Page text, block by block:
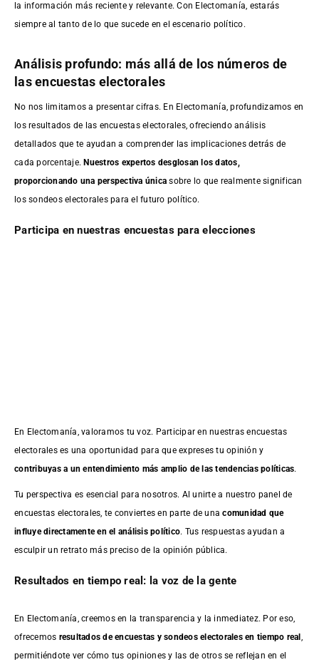
la información más reciente y relevante. Con Electomanía, estarás
siempre al tanto de lo que sucede en el escenario político.
Análisis profundo: más allá de los números de
las encuestas electorales
No nos limitamos a presentar cifras. En Electomanía, profundizamos en
los resultados de las encuestas electorales, ofreciendo análisis
detallados que te ayudan a comprender las implicaciones detrás de
cada porcentaje. Nuestros expertos desglosan los datos,
proporcionando una perspectiva única sobre lo que realmente significan
los sondeos electorales para el futuro político.
Participa en nuestras encuestas para elecciones
En Electomanía, valoramos tu voz. Participar en nuestras encuestas
electorales es una oportunidad para que expreses tu opinión y
contribuyas a un entendimiento más amplio de las tendencias políticas.
Tu perspectiva es esencial para nosotros. Al unirte a nuestro panel de
encuestas electorales, te conviertes en parte de unacomunidad que
influye directamente en el análisis político. Tus respuestas ayudan a
esculpir un retrato más preciso de la opinión pública.
Resultados en tiempo real: la voz de la gente
En Electomanía, creemos en la transparencia y la inmediatez. Por eso,
ofrecemos resultados deencuestas y sondeos electorales en tiempo real ,
permitiéndote ver cómo tus opiniones y las de otros se reflejan en el